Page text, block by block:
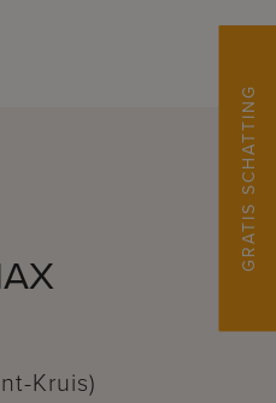
Kruis)
GRATIS SCHATTING